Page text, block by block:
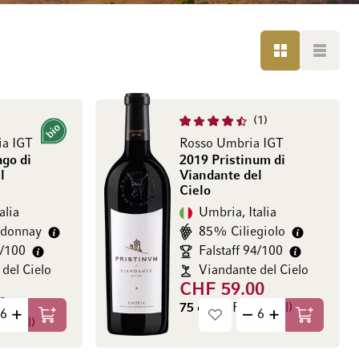
GRIGLIALISTA
IGT
di
Bio
100
Cielo
/ l) Aggiungi al Carrello
1
Rosso Umbria IGT
2019 Pristinum di
Viandante del
Cielo
Umbria, Italia
85% Ciliegiolo
Falstaff 94/100
Viandante del Cielo
CHF 59.00
75 cl (CHF 78.67 / l)
Aggiungi